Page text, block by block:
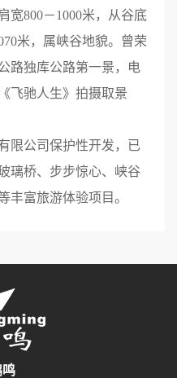
宽800－1000米，从谷底
米，属峡谷地貌。曾荣
路独库公路第一景，电
飞驰人生》拍摄取景
限公司保护性开发，已
璃桥、步步惊心、峡谷
丰富旅游体验项目。
鸣